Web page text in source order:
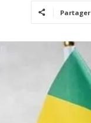
Partager